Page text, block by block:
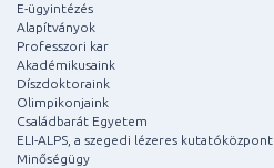
E-ügyintézés
Alapítványok
Professzori kar
Akadémikusaink
Díszdoktoraink
Olimpikonjaink
Családbarát Egyetem
ELI-ALPS, a szegedi lézeres kutatóközpont
Minőségügy